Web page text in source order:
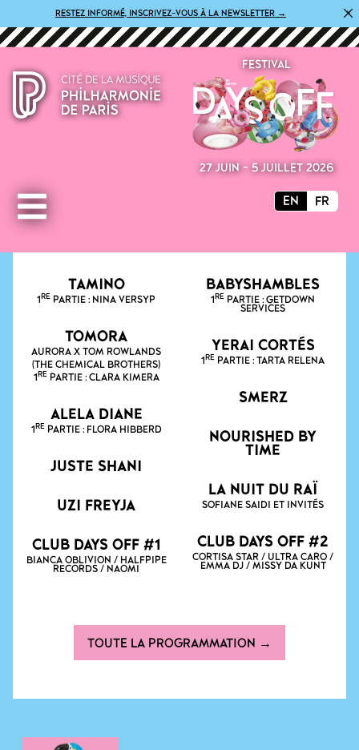
RESTEZ INFORMÉ, INSCRIVEZ-VOUS À LA NEWSLETTER → ×
EN FR
FESTIVAL
27 JUIN - 5 JUILLET 2026
TAMINO
1 RE PARTIE : NINA VERSYP
TOMORA
AURORA X TOM ROWLANDS
(THE CHEMICAL BROTHERS)
1 REPARTIE : CLARA KIMERA
ALELA DIANE
1 REPARTIE : FLORA HIBBERD
JUSTE SHANI
UZI FREYJA
CLUB DAYS OFF #1
BIANCA OBLIVION / HALFPIPE
RECORDS / NAOMI
BABYSHAMBLES
1 RE PARTIE : GETDOWN
SERVICES
YERAI CORTÉS
1 RE PARTIE : TARTA RELENA
SMERZ
NOURISHED BY
TIME
LA NUIT DU RAÏ
SOFIANE SAIDI ET INVITÉS
CLUB DAYS OFF #2
CORTISA STAR / ULTRA CARO /
EMMA DJ / MISSY DA KUNT
TOUTE LA PROGRAMMATION →